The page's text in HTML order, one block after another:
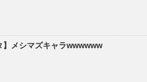
】メシマズキャラwwwwww